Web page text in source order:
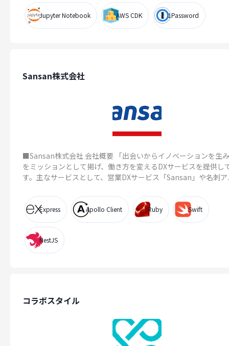
Jupyter Notebook AWS CDK 1Password
Sansan株式会社
■Sansan株式会社 会社概要 「出会いからイノベーションを生
をミッションとして掲げ、働き方を変えるDXサービスを提供し
す。主なサービスとして、営業DXサービス「Sansan」や名刺ア
Express Apollo Client Ruby Swift
NestJS
コラボスタイル